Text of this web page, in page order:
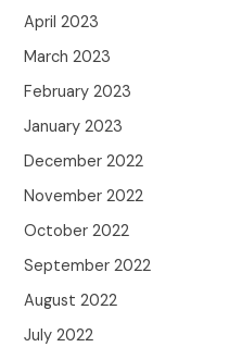
April 2023
March 2023
February 2023
January 2023
December 2022
November 2022
October 2022
September 2022
August 2022
July 2022